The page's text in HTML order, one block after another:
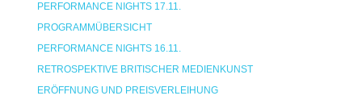
PERFORMANCE NIGHTS 17.11.
PROGRAMMÜBERSICHT
PERFORMANCE NIGHTS 16.11.
RETROSPEKTIVE BRITISCHER MEDIENKUNST
ERÖFFNUNG UND PREISVERLEIHUNG